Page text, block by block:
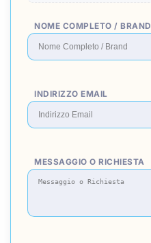
NOME COMPLETO / BRAND
INDIRIZZO EMAIL
MESSAGGIO O RICHIESTA